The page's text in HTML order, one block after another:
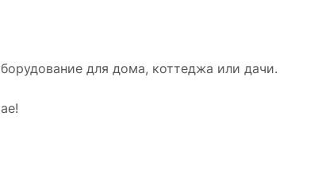
для дома, коттеджа или дачи.